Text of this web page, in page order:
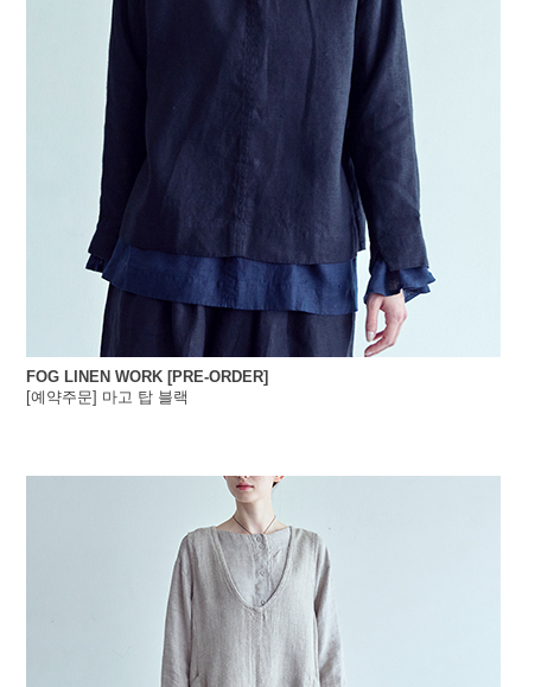
FOG LINEN WORK [PRE-ORDER]
[예약주문] 마고 탑 블랙